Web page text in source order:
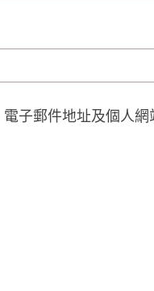
子郵件地址及個人